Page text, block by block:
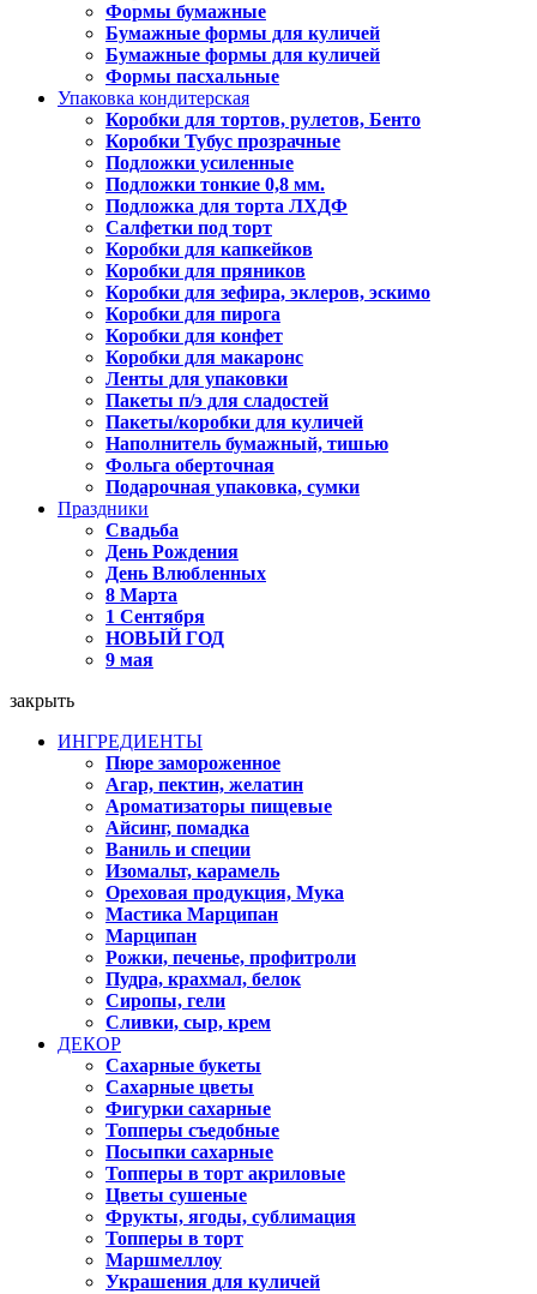
Формы бумажные
Бумажные формы для куличей
Бумажные формы для куличей
Формы пасхальные
Упаковка кондитерская
Коробки для тортов, рулетов, Бенто
Коробки Тубус прозрачные
Подложки усиленные
Подложки тонкие 0,8 мм.
Подложка для торта ЛХДФ
Салфетки под торт
Коробки для капкейков
Коробки для пряников
Коробки для зефира, эклеров, эскимо
Коробки для пирога
Коробки для конфет
Коробки для макаронс
Ленты для упаковки
Пакеты п/э для сладостей
Пакеты/коробки для куличей
Наполнитель бумажный, тишью
Фольга оберточная
Подарочная упаковка, сумки
Праздники
Свадьба
День Рождения
День Влюбленных
8 Марта
1 Сентября
НОВЫЙ ГОД
9 мая
закрыть
ИНГРЕДИЕНТЫ
Пюре замороженное
Агар, пектин, желатин
Ароматизаторы пищевые
Айсинг, помадка
Ваниль и специи
Изомальт, карамель
Ореховая продукция, Мука
Мастика Марципан
Марципан
Рожки, печенье, профитроли
Пудра, крахмал, белок
Сиропы, гели
Сливки, сыр, крем
ДЕКОР
Сахарные букеты
Сахарные цветы
Фигурки сахарные
Топперы съедобные
Посыпки сахарные
Топперы в торт акриловые
Цветы сушеные
Фрукты, ягоды, сублимация
Топперы в торт
Маршмеллоу
Украшения для куличей